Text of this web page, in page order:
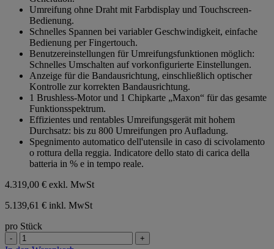
Umreifung ohne Draht mit Farbdisplay und Touchscreen-
Bedienung.
Schnelles Spannen bei variabler Geschwindigkeit, einfache
Bedienung per Fingertouch.
Benutzereinstellungen für Umreifungsfunktionen möglich:
Schnelles Umschalten auf vorkonfigurierte Einstellungen.
Anzeige für die Bandausrichtung, einschließlich optischer
Kontrolle zur korrekten Bandausrichtung.
1 Brushless-Motor und 1 Chipkarte „Maxon“ für das gesamte
Funktionsspektrum.
Effizientes und rentables Umreifungsgerät mit hohem
Durchsatz: bis zu 800 Umreifungen pro Aufladung.
Spegnimento automatico dell'utensile in caso di scivolamento
o rottura della reggia. Indicatore dello stato di carica della
batteria in % e in tempo reale.
4.319,00 € exkl. MwSt
5.139,61 € inkl. MwSt
pro Stück
- +